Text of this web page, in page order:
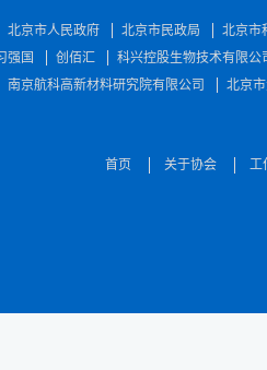
北京市人民政府 北京市民政局
北京市
强国 创佰汇
科兴控股生物技术有限公
南京航科高新材料研究院有限公司
北京
首页 关于协会 工